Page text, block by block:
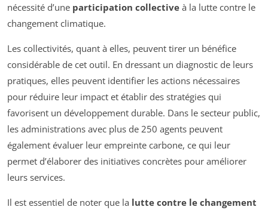
nécessité d’une participation collective à la lutte contre le
changement climatique.
Les collectivités, quant à elles, peuvent tirer un bénéfice
considérable de cet outil. En dressant un diagnostic de leurs
pratiques, elles peuvent identifier les actions nécessaires
pour réduire leur impact et établir des stratégies qui
favorisent un développement durable. Dans le secteur public,
les administrations avec plus de 250 agents peuvent
également évaluer leur empreinte carbone, ce qui leur
permet d’élaborer des initiatives concrètes pour améliorer
leurs services.
Il est essentiel de noter que la lutte contre le changement